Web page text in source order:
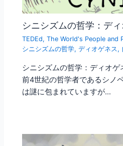
シニシズムの哲学：デ
TEDEd,The World's People and
シニシズムの哲学,ディオゲネス,
シニシズムの哲学：ディオ
前4世紀の哲学者であるシノ
は謎に包まれていますが…